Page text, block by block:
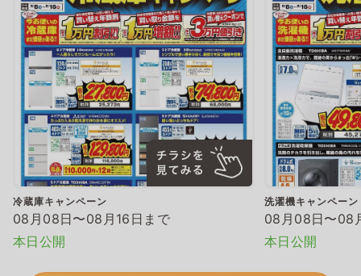
冷蔵庫キャンペーン
08月08日〜08月16日まで
本日公開
洗濯機キャンペーン
08月08日〜08
本日公開